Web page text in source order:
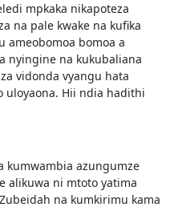
mpkaka nikapoteza
na pale kwake na kufika
ameobomoa bomoa a
nyingine na kukubaliana
vidonda vyangu hata
uloyaona. Hii ndia hadithi
kumwambia azungumze
alikuwa ni mtoto yatima
na kumkirimu kama